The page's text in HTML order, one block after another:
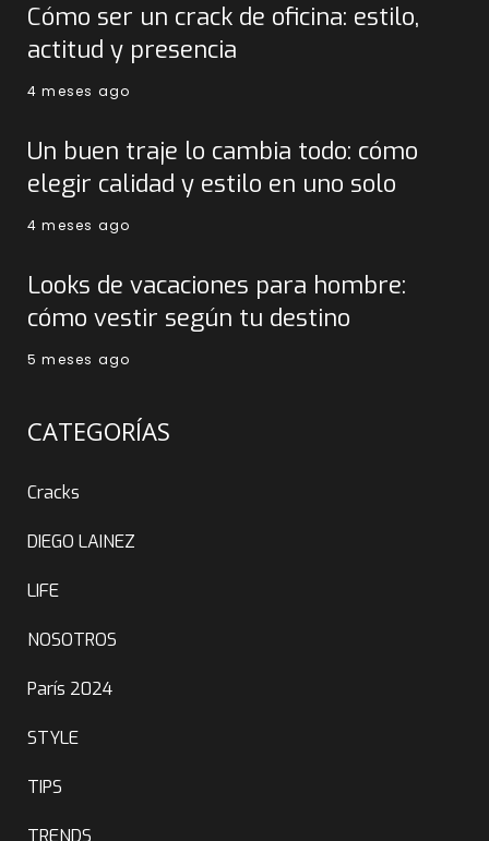
Cómo ser un crack de oficina: estilo,
actitud y presencia
4 meses ago
Un buen traje lo cambia todo: cómo
elegir calidad y estilo en uno solo
4 meses ago
Looks de vacaciones para hombre:
cómo vestir según tu destino
5 meses ago
CATEGORÍAS
Cracks
DIEGO LAINEZ
LIFE
NOSOTROS
París 2024
STYLE
TIPS
TRENDS